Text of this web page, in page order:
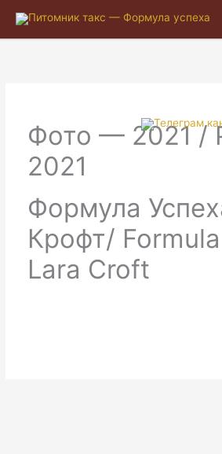
Фото — 2021 /
2021
Формула
Крофт/
Lara Croft